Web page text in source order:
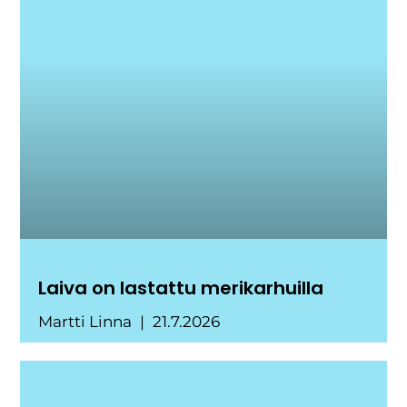
Laiva on lastattu merikarhuilla
Martti Linna 21.7.2026